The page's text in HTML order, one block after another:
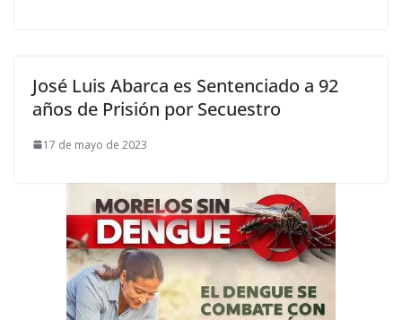
José Luis Abarca es Sentenciado a 92
años de Prisión por Secuestro
17 de mayo de 2023